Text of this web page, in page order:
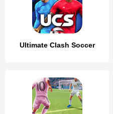
Ultimate Clash Soccer